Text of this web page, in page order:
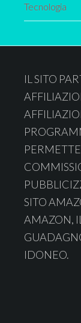
Tecnologia
IL SITO
SITO
AMAZON,
IDONEO.